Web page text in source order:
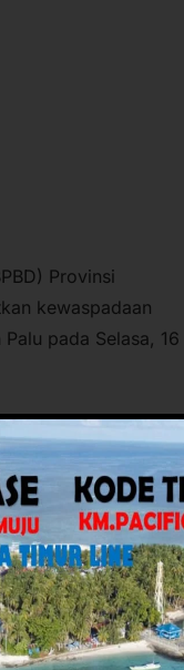
Provinsi
kewaspadaan
pada Selasa, 16
BPBD Sulbar
instansi berwenang
sebelum kembali
kerusakan,